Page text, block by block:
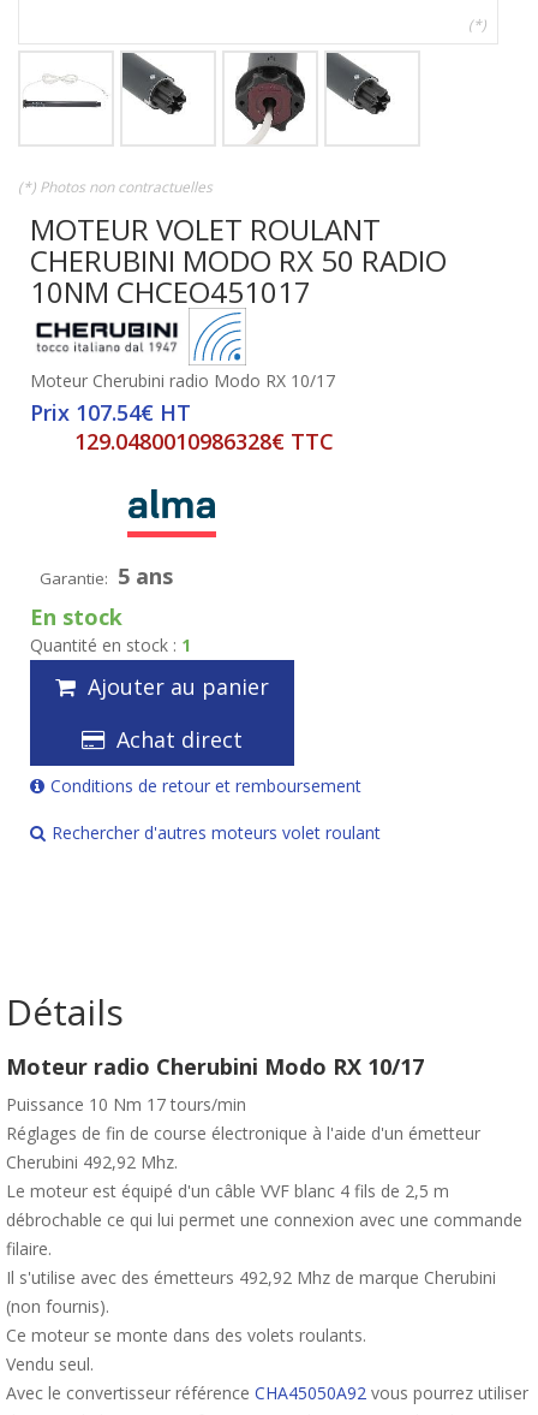
(*)
(*) Photos non contractuelles
MOTEUR VOLET ROULANT
CHERUBINI MODO RX 50 RADIO
10NM CHCEO451017
Moteur Cherubini radio Modo RX 10/17
Prix 107.54€ HT
129.0480010986328€ TTC
Garantie: 5 ans
En stock
Quantité en stock : 1
Ajouter au panier
Achat direct
Conditions de retour et remboursement
Rechercher d'autres moteurs volet roulant
Détails
Moteur radio Cherubini Modo RX 10/17
Puissance 10 Nm 17 tours/min
Réglages de fin de course électronique à l'aide d'un émetteur
Cherubini 492,92 Mhz.
Le moteur est équipé d'un câble VVF blanc 4 fils de 2,5 m
débrochable ce qui lui permet une connexion avec une commande
filaire.
Il s'utilise avec des émetteurs 492,92 Mhz de marque Cherubini
(non fournis).
Ce moteur se monte dans des volets roulants.
Vendu seul.
Avec le convertisseur référence CHA45050A92 vous pourrez utiliser